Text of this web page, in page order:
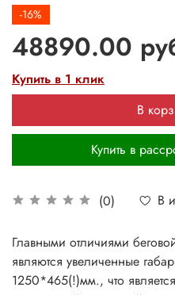
(0) В
-16%
48890.00
Купить в 1 клик
В
Купить в
Главными отличиями
являются увеличенные
1250*465(!)мм., что